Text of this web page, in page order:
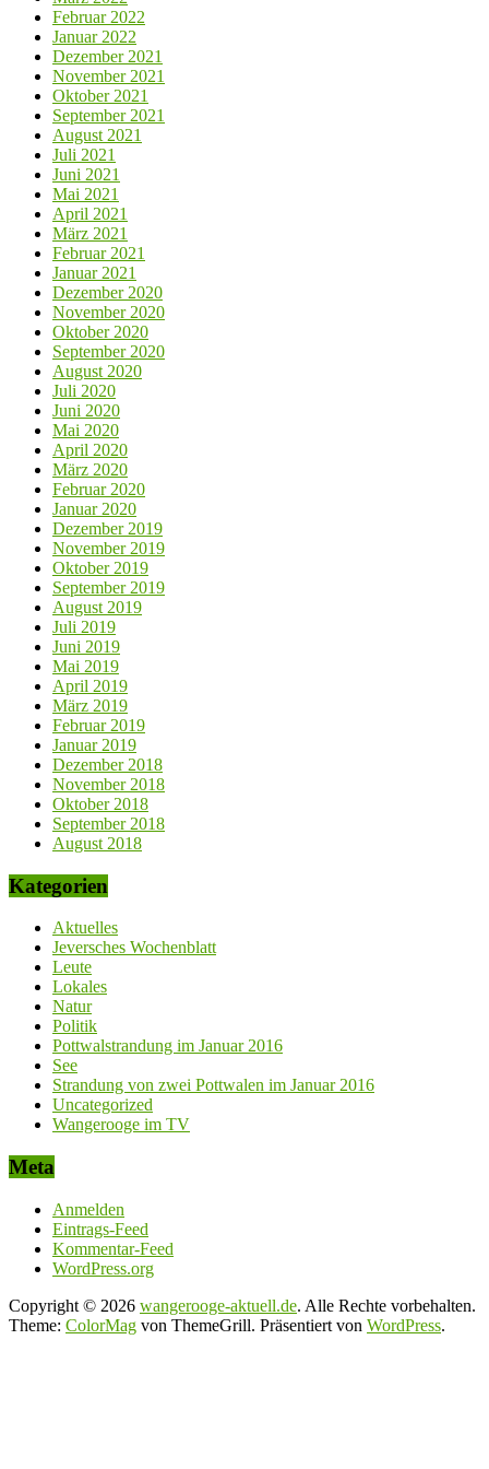
Februar 2022
Januar 2022
Dezember 2021
November 2021
Oktober 2021
September 2021
August 2021
Juli 2021
Juni 2021
Mai 2021
April 2021
März 2021
Februar 2021
Januar 2021
Dezember 2020
November 2020
Oktober 2020
September 2020
August 2020
Juli 2020
Juni 2020
Mai 2020
April 2020
März 2020
Februar 2020
Januar 2020
Dezember 2019
November 2019
Oktober 2019
September 2019
August 2019
Juli 2019
Juni 2019
Mai 2019
April 2019
März 2019
Februar 2019
Januar 2019
Dezember 2018
November 2018
Oktober 2018
September 2018
August 2018
Kategorien
Aktuelles
Jeversches Wochenblatt
Leute
Lokales
Natur
Politik
Pottwalstrandung im Januar 2016
See
Strandung von zwei Pottwalen im Januar 2016
Uncategorized
Wangerooge im TV
Meta
Anmelden
Eintrags-Feed
Kommentar-Feed
WordPress.org
Copyright © 2026 wangerooge-aktuell.de. Alle Rechte vorbehalten.
Theme: ColorMag von ThemeGrill. Präsentiert von WordPress.